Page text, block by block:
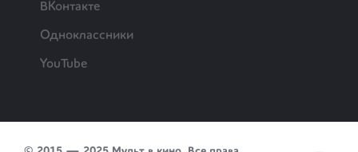
ВКонтакте
Одноклассники
YouTube